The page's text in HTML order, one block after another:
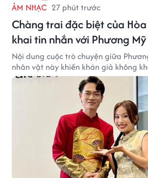
ÂM NHẠC 27 phút trước
Chàng trai đặc biệt của
khai tin nhắn với Phương
Nội dung cuộc trò chuyện giữa
nhân vật này khiến khán giả không